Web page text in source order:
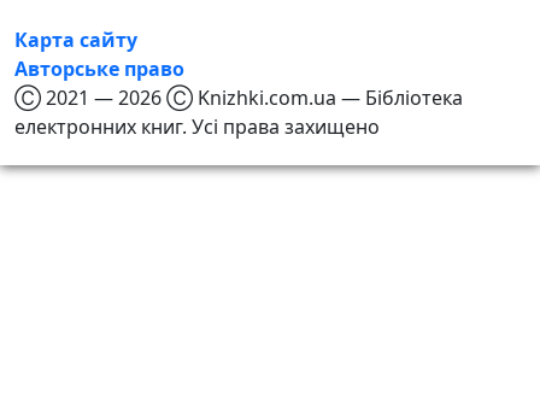
Карта сайту
Авторське право
Ⓒ 2021 — 2026 Ⓒ Knizhki.com.ua — Бібліотека
електронних книг. Усі права захищено